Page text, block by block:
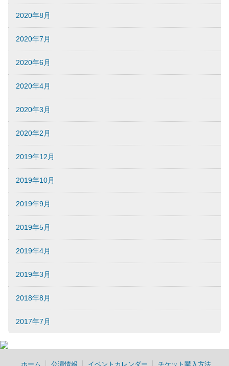
2020年8月
2020年7月
2020年6月
2020年4月
2020年3月
2020年2月
2019年12月
2019年10月
2019年9月
2019年5月
2019年4月
2019年3月
2018年8月
2017年7月
ホーム 公演情報 イベントカレンダー チケット購入方法